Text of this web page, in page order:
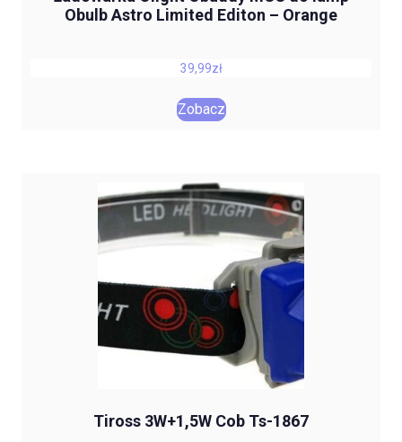
Obulb Astro Limited Editon – Orange
39,99zł
Zobacz
Tiross 3W+1,5W Cob Ts-1867